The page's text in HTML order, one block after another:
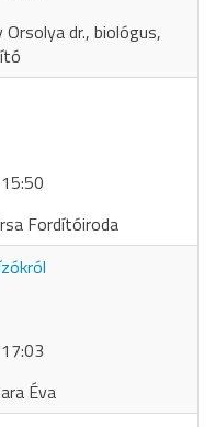
dr., biológus,
Fordítóiroda
Éva